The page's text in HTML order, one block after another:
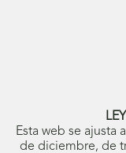
Esta web se ajusta
de diciembre, de